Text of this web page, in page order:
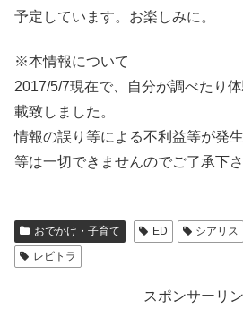
予定しています。お楽しみに。
※本情報について
2017/5/7現在で、自分が調べたり
載致しました。
情報の誤り等による不利益等が発
等は一切できませんのでご了承下さ
おでかけ・子育て ED シアリス
レビトラ
スポンサーリ